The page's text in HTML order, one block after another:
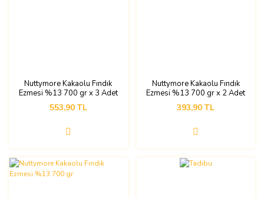
Nuttymore Kakaolu Fındık
Ezmesi %13 700 gr x 3 Adet
553,90 TL
Nuttymore Kakaolu Fındık
Ezmesi %13 700 gr x 2 Adet
393,90 TL